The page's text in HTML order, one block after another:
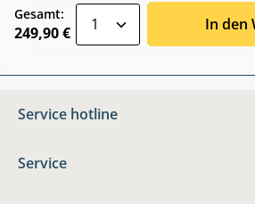
Gesamt:
249,90 € In den
Service hotline
Service